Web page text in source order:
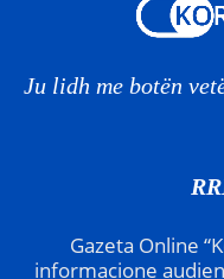
Ju lidh me botën
Gazeta Online
informacione